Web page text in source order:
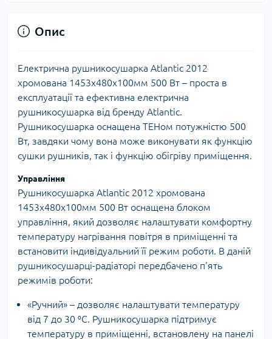
Опис
Електрична рушникосушарка Atlantic 2012
хромована 1453х480х100мм 500 Вт – проста в
експлуатації та ефективна електрична
рушникосушарка від бренду Atlantic.
Рушникосушарка оснащена ТЕНом потужністю 500
Вт, завдяки чому вона може виконувати як функцію
сушки рушників, так і функцію обігріву приміщення.
Управління
Рушникосушарка Atlantic 2012 хромована
1453х480х100мм 500 Вт оснащена блоком
управління, який дозволяє налаштувати комфортну
температуру нагрівання повітря в приміщенні та
встановити індивідуальний її режим роботи. В даній
рушникосушарці-радіаторі передбачено п'ять
режимів роботи:
«Ручний» – дозволяє налаштувати температуру
від 7 до 30 ⁰С. Рушникосушарка підтримує
температуру в приміщенні, встановлену на панелі